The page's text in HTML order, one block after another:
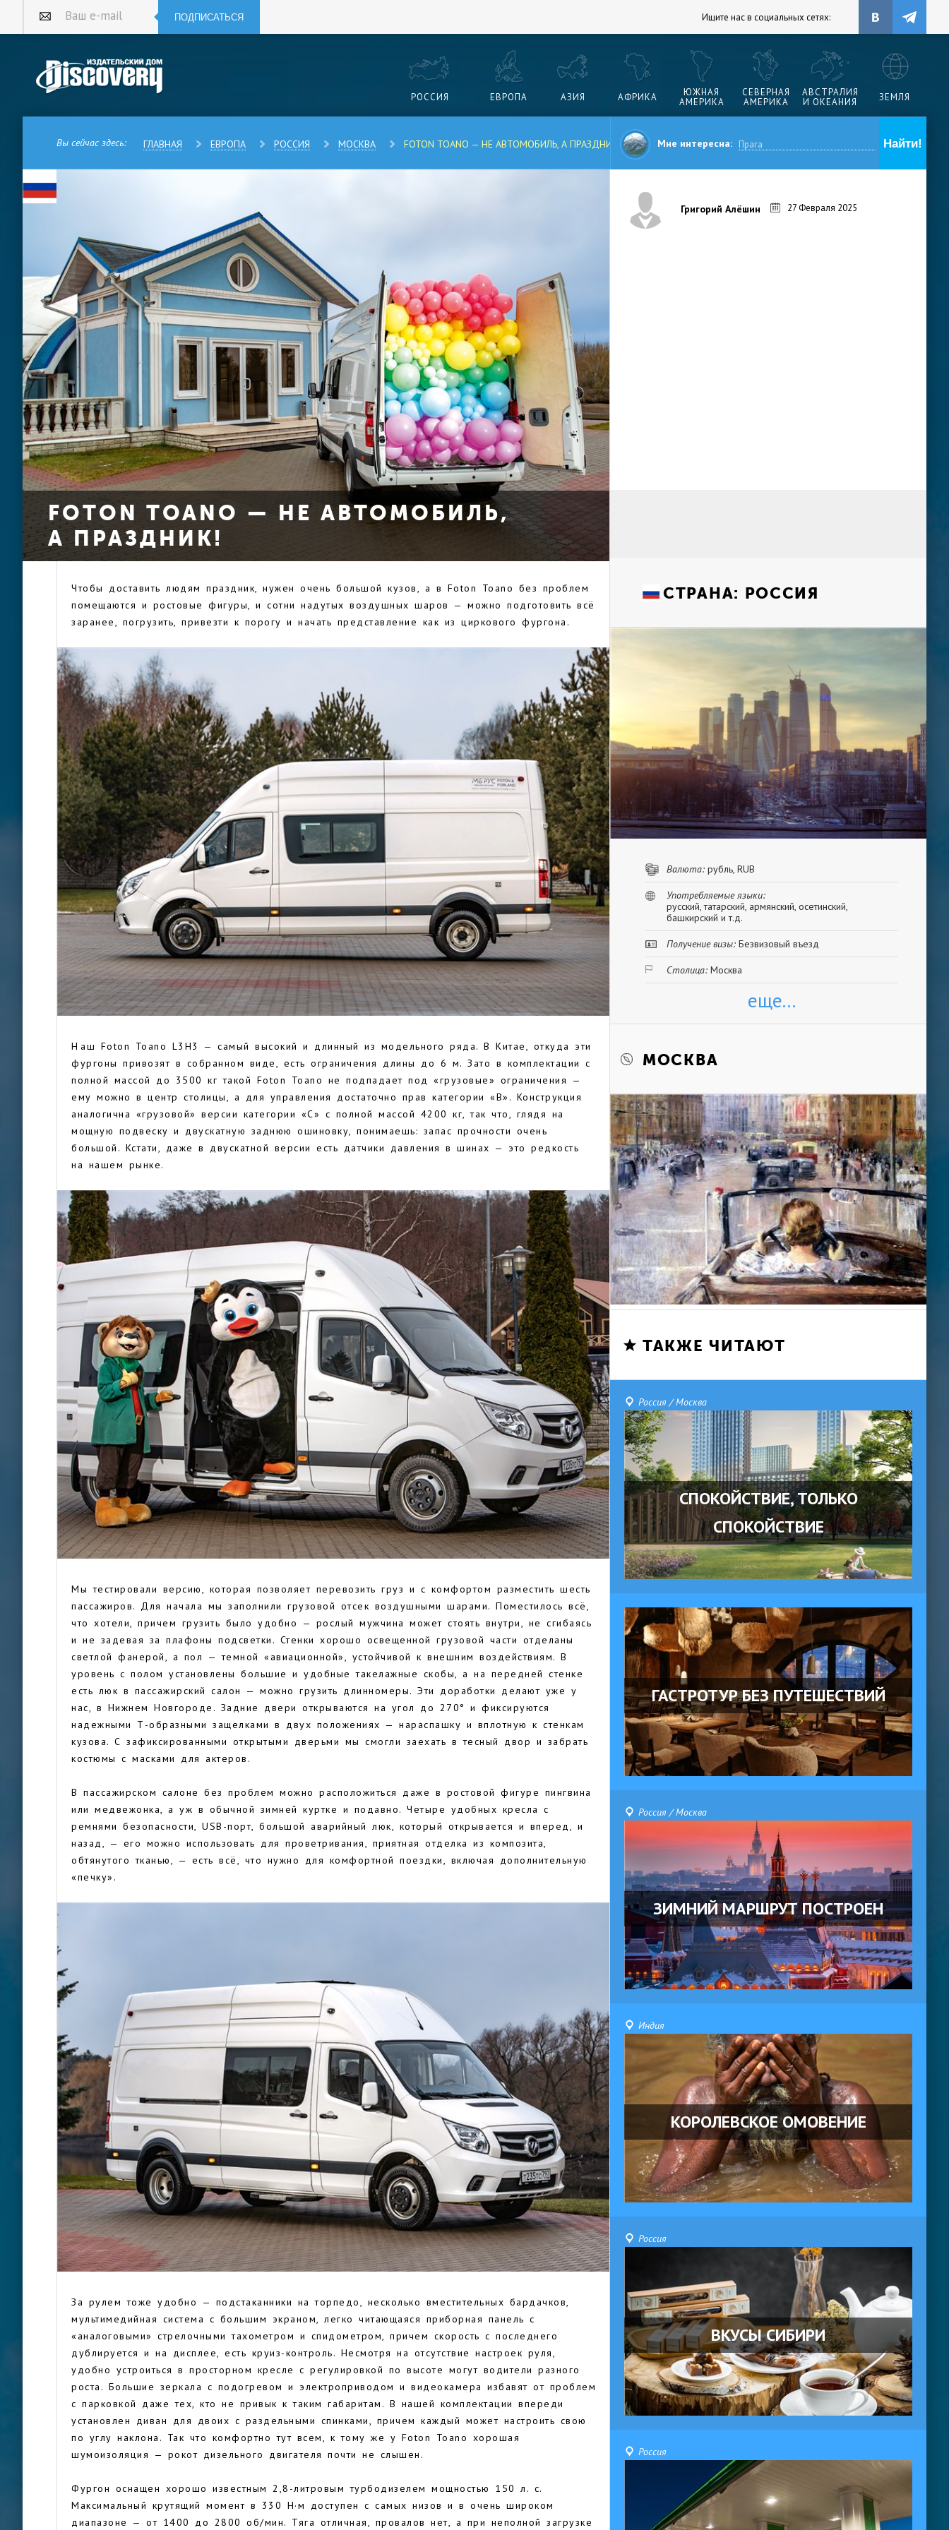
Ваш e-mail ПОДПИСАТЬСЯ Ищите нас в социальных сетях:
РОССИЯ ЕВРОПА АЗИЯ АФРИКА
ЮЖНАЯ
АМЕРИКА
СЕВЕРНАЯ
АМЕРИКА
АВСТРАЛИЯ
И ОКЕАНИЯ
ЗЕМЛЯ
Вы сейчас здесь: ГЛАВНАЯ ЕВРОПА РОССИЯ МОСКВА FOTON TOANO — НЕ АВТОМОБИЛЬ, А ПРАЗДНИК! Мне интересна:
FOTON TOANO — НЕ АВТОМОБИЛЬ,
А ПРАЗДНИК!
Чтобы доставить людям праздник, нужен очень большой кузов, а в Foton Toano без проблем
помещаются и ростовые фигуры, и сотни надутых воздушных шаров — можно подготовить всё
заранее, погрузить, привезти к порогу и начать представление как из циркового фургона.
Н аш Foton Toano L3H3 — самый высокий и длинный из модельного ряда. В Китае, откуда эти
фургоны привозят в собранном виде, есть ограничения длины до 6 м. Зато в комплектации с
полной массой до 3500 кг такой Foton Toano не подпадает под «грузовые» ограничения —
ему можно в центр столицы, а для управления достаточно прав категории «В». Конструкция
аналогична «грузовой» версии категории «С» с полной массой 4200 кг, так что, глядя на
мощную подвеску и двускатную заднюю ошиновку, понимаешь: запас прочности очень
большой. Кстати, даже в двускатной версии есть датчики давления в шинах — это редкость
на нашем рынке.
Мы тестировали версию, которая позволяет перевозить груз и с комфортом разместить шесть
пассажиров. Для начала мы заполнили грузовой отсек воздушными шарами. Поместилось всё,
что хотели, причем грузить было удобно — рослый мужчина может стоять внутри, не сгибаясь
и не задевая за плафоны подсветки. Стенки хорошо освещенной грузовой части отделаны
светлой фанерой, а пол — темной «авиационной», устойчивой к внешним воздействиям. В
уровень с полом установлены большие и удобные такелажные скобы, а на передней стенке
есть люк в пассажирский салон — можно грузить длинномеры. Эти доработки делают уже у
нас, в Нижнем Новгороде. Задние двери открываются на угол до 270° и фиксируются
надежными Т-образными защелками в двух положениях — нараспашку и вплотную к стенкам
кузова. С зафиксированными открытыми дверьми мы смогли заехать в тесный двор и забрать
костюмы с масками для актеров.
В пассажирском салоне без проблем можно расположиться даже в ростовой фигуре пингвина
или медвежонка, а уж в обычной зимней куртке и подавно. Четыре удобных кресла с
ремнями безопасности, USB-порт, большой аварийный люк, который открывается и вперед, и
назад, — его можно использовать для проветривания, приятная отделка из композита,
обтянутого тканью, — есть всё, что нужно для комфортной поездки, включая дополнительную
«печку».
За рулем тоже удобно — подстаканники на торпедо, несколько вместительных бардачков,
мультимедийная система с большим экраном, легко читающаяся приборная панель с
«аналоговыми» стрелочными тахометром и спидометром, причем скорость с последнего
дублируется и на дисплее, есть круиз-контроль. Несмотря на отсутствие настроек руля,
удобно устроиться в просторном кресле с регулировкой по высоте могут водители разного
роста. Большие зеркала с подогревом и электроприводом и видеокамера избавят от проблем
с парковкой даже тех, кто не привык к таким габаритам. В нашей комплектации впереди
установлен диван для двоих с раздельными спинками, причем каждый может настроить свою
по углу наклона. Так что комфортно тут всем, к тому же у Foton Toano хорошая
шумоизоляция — рокот дизельного двигателя почти не слышен.
Фургон оснащен хорошо известным 2,8-литровым турбодизелем мощностью 150 л. с.
Максимальный крутящий момент в 330 Н·м доступен с самых низов и в очень широком
диапазоне — от 1400 до 2800 об/мин. Тяга отличная, провалов нет, а при неполной загрузке
Григорий Алёшин 27 Февраля 2025
СТРАНА: РОССИЯ
Валюта: рубль, RUB
Употребляемые языки:
русский, татарский, армянский, осетинский,
башкирский и т.д.
Получение визы: Безвизовый въезд
Столица: Москва
еще...
МОСКВА
ТАКЖЕ ЧИТАЮТ
Россия / Москва
СПОКОЙСТВИЕ, ТОЛЬКО
СПОКОЙСТВИЕ
ГАСТРОТУР БЕЗ ПУТЕШЕСТВИЙ
Россия / Москва
ЗИМНИЙ МАРШРУТ ПОСТРОЕН
Индия
КОРОЛЕВСКОЕ ОМОВЕНИЕ
Россия
ВКУСЫ СИБИРИ
Россия